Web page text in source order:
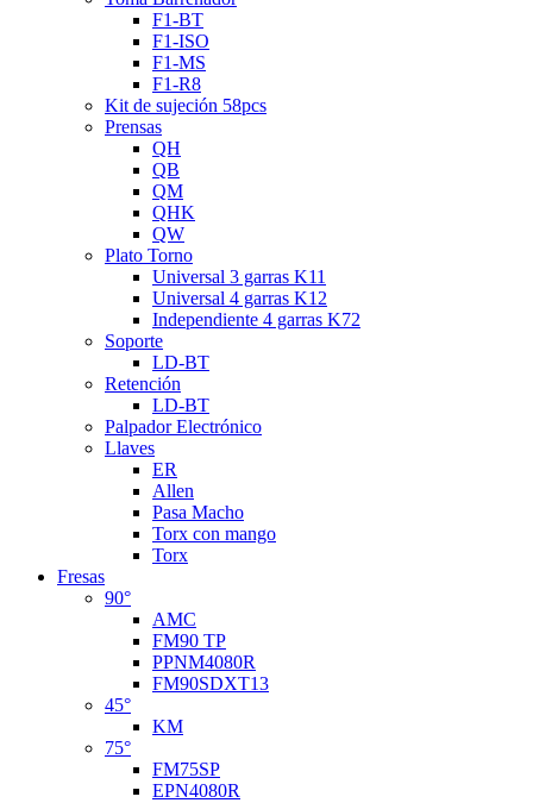
F1-BT
F1-ISO
F1-MS
F1-R8
Kit de sujeción 58pcs
Prensas
QH
QB
QM
QHK
QW
Plato Torno
Universal 3 garras K11
Universal 4 garras K12
Independiente 4 garras K72
Soporte
LD-BT
Retención
LD-BT
Palpador Electrónico
Llaves
ER
Allen
Pasa Macho
Torx con mango
Torx
Fresas
90°
AMC
FM90 TP
PPNM4080R
FM90SDXT13
45°
KM
75°
FM75SP
EPN4080R